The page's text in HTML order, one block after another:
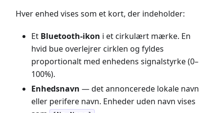
Hver enhed vises som et kort, der indeholder:
Et Bluetooth-ikon i et cirkulært mærke. En
hvid bue overlejrer cirklen og fyldes
proportionalt med enhedens signalstyrke (0–
100%).
Enhedsnavn — det annoncerede lokale navn
eller perifere navn. Enheder uden navn vises